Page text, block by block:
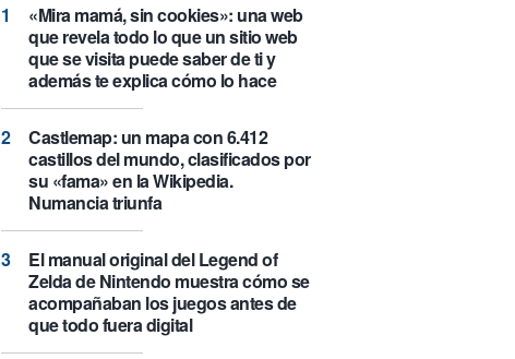
«Mira mamá, sin cookies»: una web
que revela todo lo que un sitio web
que se visita puede saber de ti y
además te explica cómo lo hace
Castlemap: un mapa con 6.412
castillos del mundo, clasificados por
su «fama» en la Wikipedia.
Numancia triunfa
El manual original del Legend of
Zelda de Nintendo muestra cómo se
acompañaban los juegos antes de
que todo fuera digital